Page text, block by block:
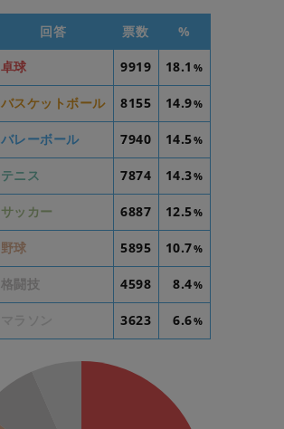
回答 票数 %
卓球 9919 18.1 %
バスケットボール 8155 14.9%
バレーボール 7940 14.5%
テニス 7874 14.3%
サッカー 6887 12.5%
野球 5895 10.7%
格闘技 4598 8.4%
3623 6.6%